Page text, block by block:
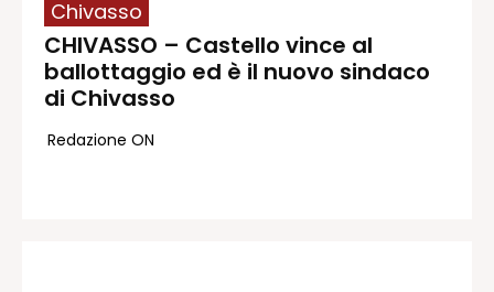
Redazione
Contatti
Lavora con noi
Chivasso
CHIVASSO – Castello vince al
ballottaggio ed è il nuovo sindaco
di Chivasso
Redazione ON